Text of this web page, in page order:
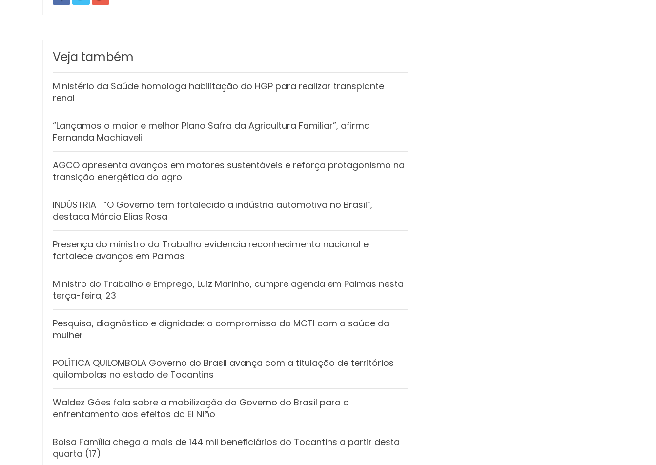
Veja também
Ministério da Saúde homologa habilitação do HGP para realizar transplante
renal
“Lançamos o maior e melhor Plano Safra da Agricultura Familiar”, afirma
Fernanda Machiaveli
AGCO apresenta avanços em motores sustentáveis e reforça protagonismo na
transição energética do agro
INDÚSTRIA “O Governo tem fortalecido a indústria automotiva no Brasil”,
destaca Márcio Elias Rosa
Presença do ministro do Trabalho evidencia reconhecimento nacional e
fortalece avanços em Palmas
Ministro do Trabalho e Emprego, Luiz Marinho, cumpre agenda em Palmas nesta
terça-feira, 23
Pesquisa, diagnóstico e dignidade: o compromisso do MCTI com a saúde da
mulher
POLÍTICA QUILOMBOLA Governo do Brasil avança com a titulação de territórios
quilombolas no estado de Tocantins
Waldez Góes fala sobre a mobilização do Governo do Brasil para o
enfrentamento aos efeitos do El Niño
Bolsa Família chega a mais de 144 mil beneficiários do Tocantins a partir desta
quarta (17)